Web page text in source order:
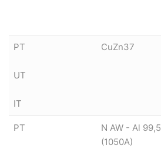
PT
UT
IT
CuZn37
PT
N AW - Al 99,5
(1050A)